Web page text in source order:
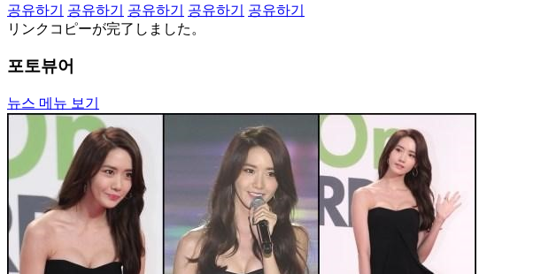
공유하기
공유하기 공유하기 공유하기
공유하기
リンクコピーが完了しました。
포토뷰어
뉴스 메뉴 보기